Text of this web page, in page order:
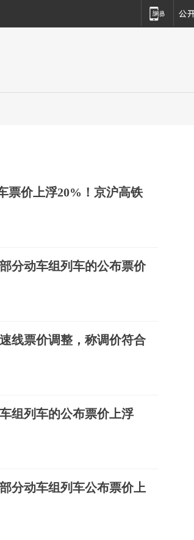
票价上浮20%！京沪高铁
分动车组列车的公布票价
线票价调整，称调价符合
组列车的公布票价上浮
分动车组列车公布票价上